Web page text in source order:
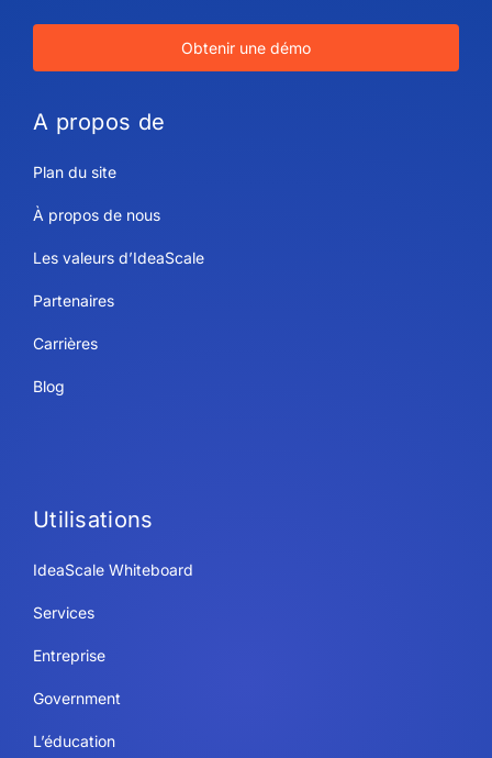
Obtenir une démo
A propos de
Plan du site
À propos de nous
Les valeurs d’IdeaScale
Partenaires
Carrières
Blog
Utilisations
IdeaScale Whiteboard
Services
Entreprise
Government
L’éducation